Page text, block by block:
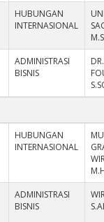
HUBUNGAN
INTERNASIONAL
ADMINISTRASI
BISNIS
HUBUNGAN
INTERNASIONAL
ADMINISTRASI
BISNIS